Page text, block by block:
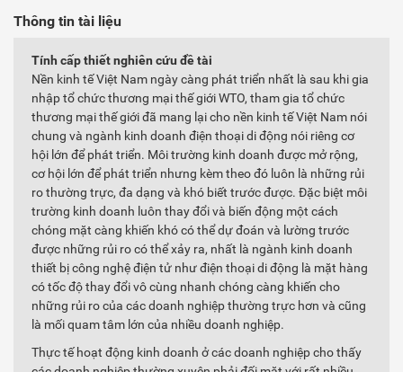
Thông tin tài liệu
Tính cấp thiết nghiên cứu đề tài
Nền kinh tế Việt Nam ngày càng phát triển nhất là sau khi gia
nhập tổ chức thương mại thế giới WTO, tham gia tổ chức
thương mại thế giới đã mang lại cho nền kinh tế Việt Nam nói
chung và ngành kinh doanh điện thoại di động nói riêng cơ
hội lớn để phát triển. Môi trường kinh doanh được mở rộng,
cơ hội lớn để phát triển nhưng kèm theo đó luôn là những rủi
ro thường trực, đa dạng và khó biết trước được. Đặc biệt môi
trường kinh doanh luôn thay đổi và biến động một cách
chóng mặt càng khiến khó có thể dự đoán và lường trước
được những rủi ro có thể xảy ra, nhất là ngành kinh doanh
thiết bị công nghệ điện tử như điện thoại di động là mặt hàng
có tốc độ thay đổi vô cùng nhanh chóng càng khiến cho
những rủi ro của các doanh nghiệp thường trực hơn và cũng
là mối quam tâm lớn của nhiều doanh nghiệp.
Thực tế hoạt động kinh doanh ở các doanh nghiệp cho thấy